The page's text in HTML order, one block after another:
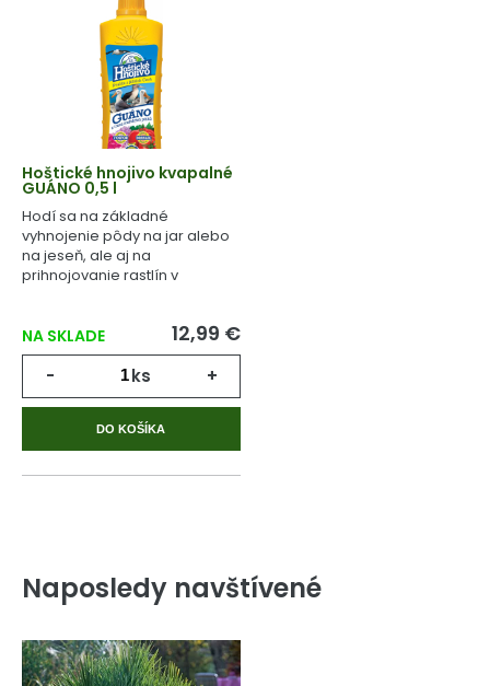
Hoštické hnojivo kvapalné
GUÁNO 0,5 l
Hodí sa na základné
vyhnojenie pôdy na jar alebo
na jeseň, ale aj na
prihnojovanie rastlín v
NA SKLADE 12,99 €
- ks +
DO KOŠÍKA
Naposledy navštívené